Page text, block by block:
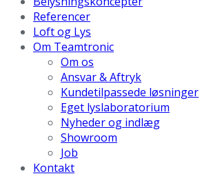
Referencer
Loft og Lys
Om Teamtronic
Om os
Ansvar & Aftryk
Kundetilpassede løsninger
Eget lyslaboratorium
Nyheder og indlæg
Showroom
Job
Kontakt